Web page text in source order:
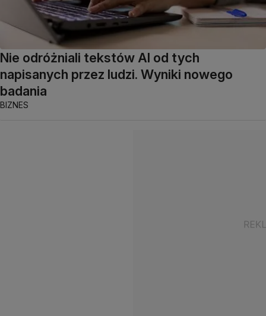
Nie odróżniali tekstów AI od tych
napisanych przez ludzi. Wyniki nowego
badania
BIZNES